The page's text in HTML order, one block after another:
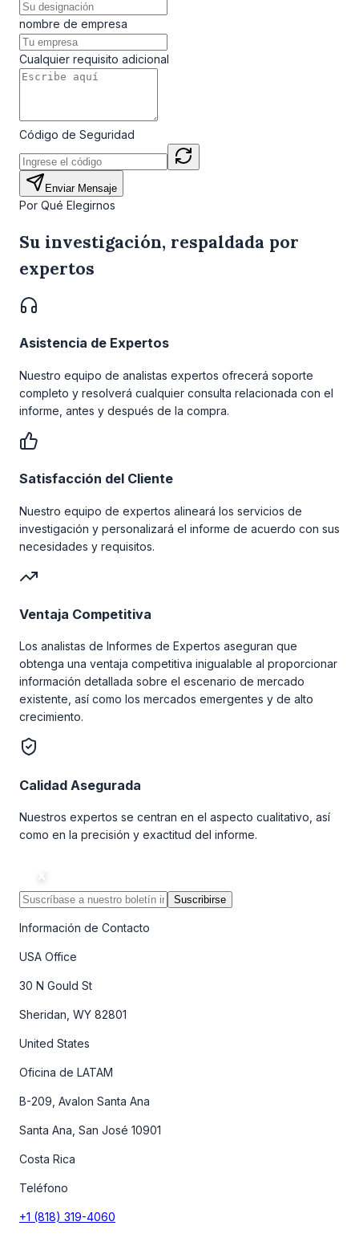
nombre de empresa
Cualquier requisito adicional
Código de Seguridad
Enviar Mensaje
Por Qué Elegirnos
Su investigación, respaldada por
expertos
Asistencia de Expertos
Nuestro equipo de analistas expertos ofrecerá soporte
completo y resolverá cualquier consulta relacionada con el
informe, antes y después de la compra.
Satisfacción del Cliente
Nuestro equipo de expertos alineará los servicios de
investigación y personalizará el informe de acuerdo con sus
necesidades y requisitos.
Ventaja Competitiva
Los analistas de Informes de Expertos aseguran que
obtenga una ventaja competitiva inigualable al proporcionar
información detallada sobre el escenario de mercado
existente, así como los mercados emergentes y de alto
crecimiento.
Calidad Asegurada
Nuestros expertos se centran en el aspecto cualitativo, así
como en la precisión y exactitud del informe.
Suscribirse
Información de Contacto
USA Office
30 N Gould St
Sheridan, WY 82801
United States
Oficina de LATAM
B-209, Avalon Santa Ana
Santa Ana, San José 10901
Costa Rica
Teléfono
+1 (818) 319-4060